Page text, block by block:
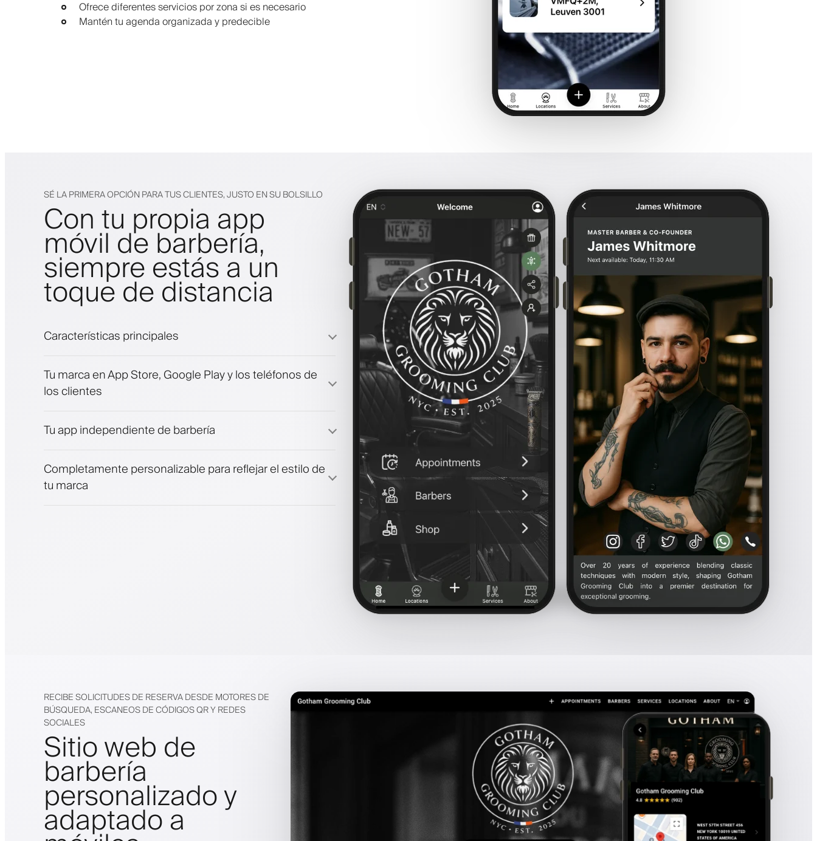
Ofrece diferentes servicios por zona si es necesario
Mantén tu agenda organizada y predecible
SÉ LA PRIMERA OPCIÓN PARA TUS CLIENTES, JUSTO EN SU BOLSILLO
Con tu propia app
móvil de barbería,
siempre estás a un
toque de distancia
Características principales
Pagos, depósito de seguridad
Vende productos de belleza
Tu marca en App Store, Google Play y los teléfonos de
los clientes
Tu app independiente de barbería
Completamente personalizable para reflejar el estilo de
tu marca
RECIBE SOLICITUDES DE RESERVA DESDE MOTORES DE
BÚSQUEDA, ESCANEOS DE CÓDIGOS QR Y REDES
SOCIALES
Sitio web de
barbería
personalizado y
adaptado a